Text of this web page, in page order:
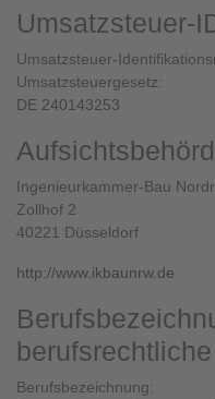
Umsatzsteuer-
Umsatzsteuer-
Umsatzsteuergesetz:
DE 240143253
Ingenieurkammer-Bau
Zollhof 2
40221 Düsseldorf
http://www.ikbaunrw.de
Berufsbezeichnung: